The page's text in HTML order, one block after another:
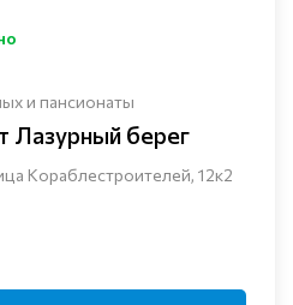
и пансионаты
Лазурный берег
Кораблестроителей, 12к2